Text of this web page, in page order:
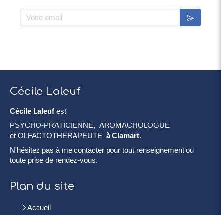
Votre email
Cécile Laleuf
Cécile Laleuf est
PSYCHO-PRATICIENNE, AROMACHOLOGUE
et OLFACTOTHERAPEUTE à Clamart.
N'hésitez pas à me contacter pour tout renseignement ou
toute prise de rendez-vous.
Plan du site
Accueil